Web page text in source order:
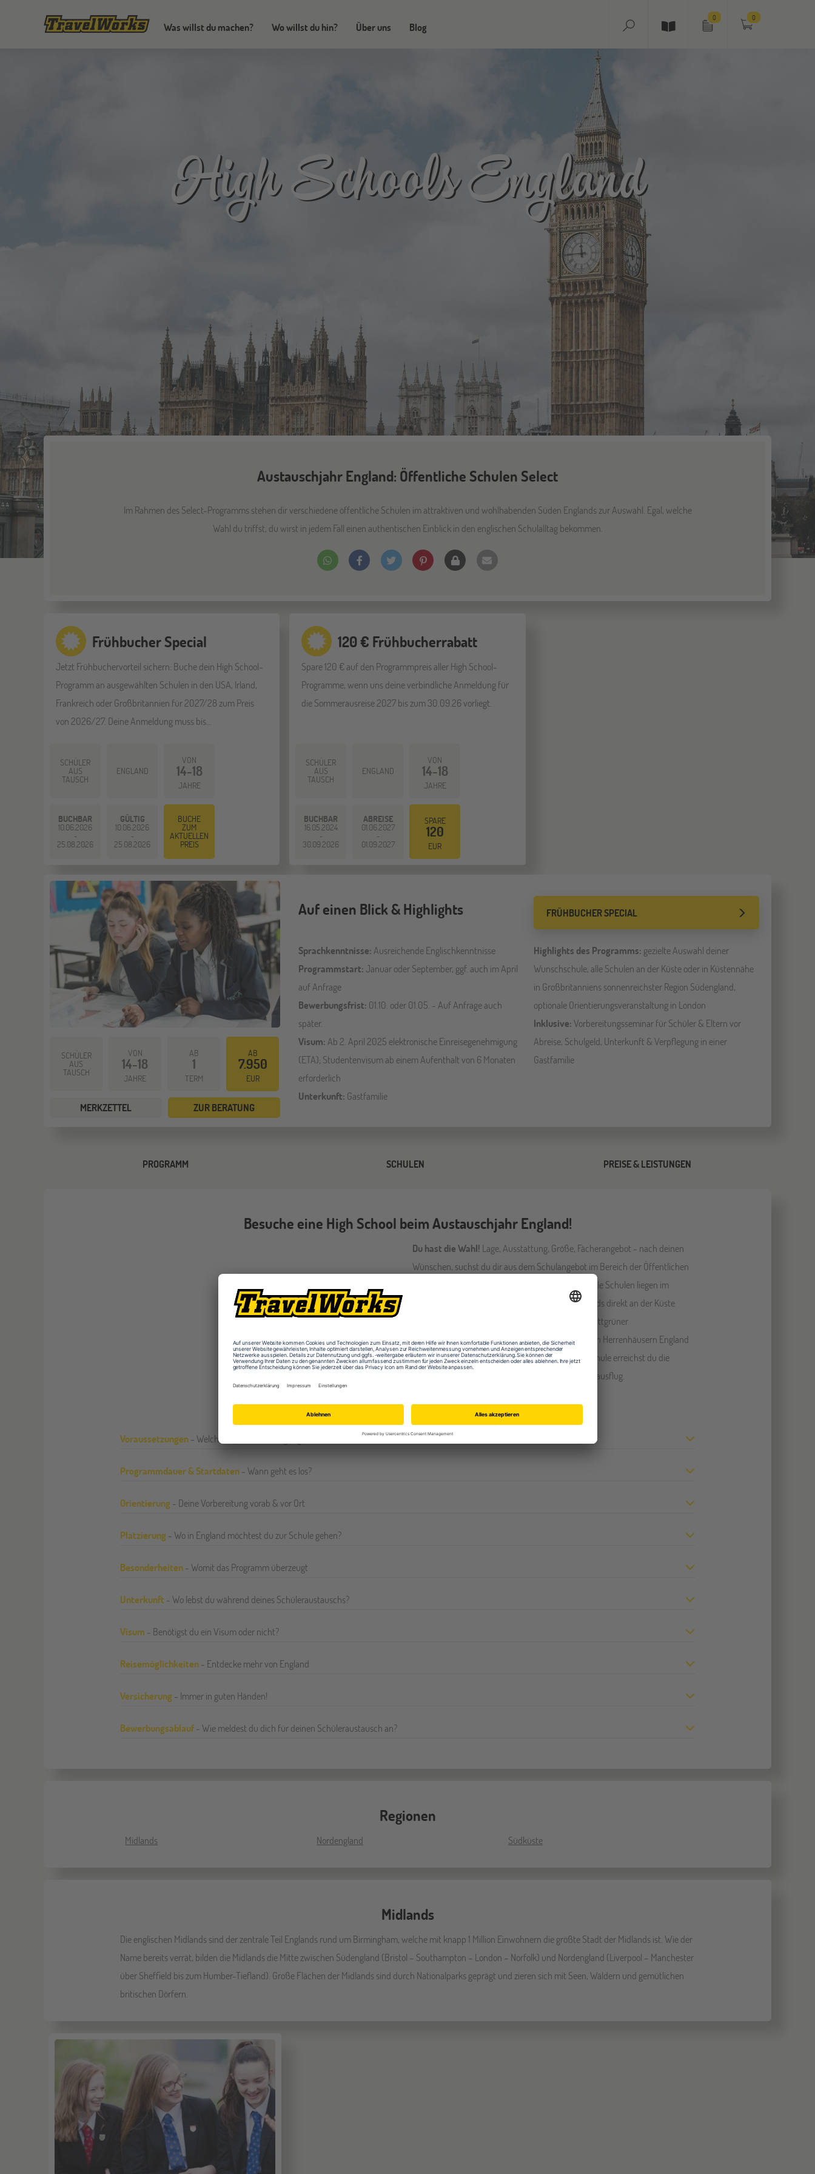
Was willst du machen? Wo willst du hin? Über uns Blog
0 0
High Schools England
Austauschjahr England: Öffentliche Schulen Select
Im Rahmen des Select-Programms stehen dir verschiedene öffentliche Schulen im attraktiven und wohlhabenden Süden Englands zur Auswahl. Egal, welche
Wahl du triffst, du wirst in jedem Fall einen authentischen Einblick in den englischen Schulalltag bekommen.
Frühbucher Special
Jetzt Frühbuchervorteil sichern: Buche dein High School-
Programm an ausgewählten Schulen in den USA, Irland,
Frankreich oder Großbritannien für 2027/28 zum Preis
von 2026/27. Deine Anmeldung muss bis...
SCHÜLER
AUS
TAUSCH
ENGLAND
VON
14-18
JAHRE
BUCHBAR
10.06.2026
-
25.08.2026
GÜLTIG
10.06.2026
-
25.08.2026
BUCHE
ZUM
AKTUELLEN
PREIS
120 € Frühbucherrabatt
Spare 120 € auf den Programmpreis aller High School-
Programme, wenn uns deine verbindliche Anmeldung für
die Sommerausreise 2027 bis zum 30.09.26 vorliegt.
SCHÜLER
AUS
TAUSCH
ENGLAND
VON
14-18
JAHRE
BUCHBAR
16.05.2024
-
30.09.2026
ABREISE
01.06.2027
-
01.09.2027
SPARE
120
EUR
SCHÜLER
AUS
TAUSCH
VON
14-18
JAHRE
AB
1
TERM
AB
7.950
EUR
MERKZETTEL ZUR BERATUNG
FRÜHBUCHER SPECIAL
Auf einen Blick & Highlights
Sprachkenntnisse: Ausreichende Englischkenntnisse
Programmstart:Januar oder September, ggf. auch im April
auf Anfrage
Bewerbungsfrist: 01.10. oder 01.05. - Auf Anfrage auch
später.
Visum: Ab 2. April 2025 elektronische Einreisegenehmigung
(ETA); Studentenvisum ab einem Aufenthalt von 6 Monaten
erforderlich
Unterkunft: Gastfamilie
Highlights des Programms: gezielte Auswahl deiner
Wunschschule, alle Schulen an der Küste oder in Küstennähe
in Großbritanniens sonnenreichster Region Südengland,
optionale Orientierungsveranstaltung in London
Inklusive:Vorbereitungsseminar für Schüler & Eltern vor
Abreise, Schulgeld, Unterkunft & Verpflegung in einer
Gastfamilie
PROGRAMM SCHULEN PREISE & LEISTUNGEN
Besuche eine High School beim Austauschjahr England!
Du hast die Wahl! Lage, Ausstattung, Größe, Fächerangebot - nach deinen
Wünschen, suchst du dir aus dem Schulangebot im Bereich der Öffentlichen
Schulen die Schule aus, die dir am besten gefällt. Alle Schulen liegen im
wunderschönen und sonnenreichen Süden Englands direkt an der Küste
oder in Küstennähe. Im Hinterland findest du mit sattgrüner
Hügellandschaft, urigen Ortschaften und stattlichen Herrenhäusern England
wie aus dem Bilderbuch. Und je nach gewählter Schule erreichst du die
Metropole London bequem per Zug für einen Tagesausflug.
Austauschjahr England: Öffentliche Schulen Select
Voraussetzungen- Welche Teilnahmebedingungen musst du erfüllen?
Programmdauer & Startdaten- Wann geht es los?
Orientierung - Deine Vorbereitung vorab & vor Ort
Platzierung - Wo in England möchtest du zur Schule gehen?
Besonderheiten- Womit das Programm überzeugt
Unterkunft - Wo lebst du während deines Schüleraustauschs?
Visum - Benötigst du ein Visum oder nicht?
Reisemöglichkeiten- Entdecke mehr von England
Versicherung - Immer in guten Händen!
Bewerbungsablauf- Wie meldest du dich für deinen Schüleraustausch an?
Regionen
Midlands Nordengland Südküste
Midlands
Die englischen Midlands sind der zentrale Teil Englands rund um Birmingham, welche mit knapp 1 Million Einwohnern die größte Stadt der Midlands ist. Wie der
Name bereits verrät, bilden die Midlands die Mitte zwischen Südengland (Bristol – Southampton – London – Norfolk) und Nordengland (Liverpool – Manchester
über Sheffield bis zum Humber-Tiefland). Große Flächen der Midlands sind durch Nationalparks geprägt und zieren sich mit Seen, Wäldern und gemütlichen
britischen Dörfern.